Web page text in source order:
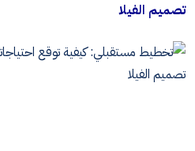
تصميم الفيلا